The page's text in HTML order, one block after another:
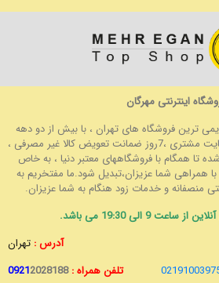
اینترنتی مهرگان
ترین فروشگاه های تهران ، با بیش از دو دهه
تجربه ، با پایبندی به اصول رضایت مشتری ،7روز ضمانت تعویض کالا غیر مصرفی ،
تا همگام با فروشگاههای معتبر دنیا ، به خاص
با همراهی شما عزیزان،تبدیل شود.ما مفتخریم به
منصفانه و خدمات زود هنگام به شما عزیزان.
9 الی 19:30 می باشد.
آدرس : تهران
تلفن همراه : 09212028188